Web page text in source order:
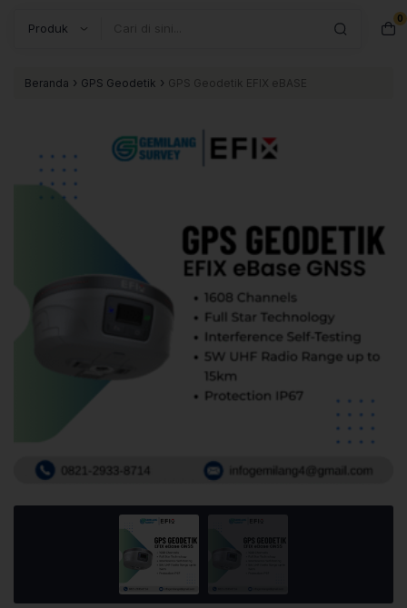
0
Beranda › GPS Geodetik › GPS Geodetik EFIX eBASE